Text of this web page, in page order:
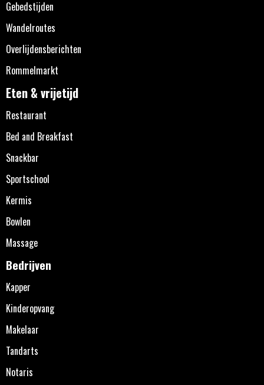
Gebedstijden
Wandelroutes
Overlijdensberichten
Rommelmarkt
Eten & vrijetijd
Restaurant
Bed and Breakfast
Snackbar
Sportschool
Kermis
Bowlen
Massage
Bedrijven
Kapper
Kinderopvang
Makelaar
Tandarts
Notaris